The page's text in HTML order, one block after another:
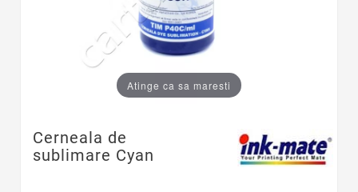
Atinge ca sa maresti
Cerneala de
sublimare Cyan